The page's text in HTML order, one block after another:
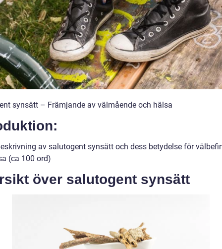
synsätt – Främjande av välmående och hälsa
av salutogent synsätt och dess betydelse för
(ca 100 ord)
över salutogent synsätt